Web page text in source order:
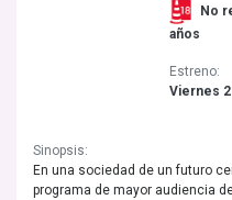
No
años
Estreno:
Viernes
Sinopsis:
En una sociedad de un futuro
programa de mayor audiencia